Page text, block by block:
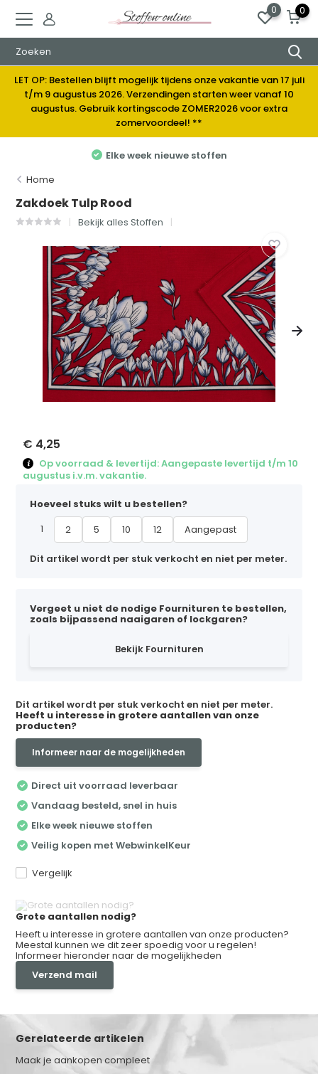
0 0
LET OP: Bestellen blijft mogelijk tijdens onze vakantie van 17 juli
t/m 9 augustus 2026. Verzendingen starten weer vanaf 10
augustus. Gebruik kortingscode ZOMER2026 voor extra
zomervoordeel! **
Elke week nieuwe stoffen
Home
Zakdoek Tulp Rood
Bekijk alles Stoffen
€ 4,25
Op voorraad & levertijd: Aangepaste levertijd t/m 10
augustus i.v.m. vakantie.
Hoeveel stuks wilt u bestellen?
1
2 5 10 12 Aangepast
Dit artikel wordt per stuk verkocht en niet per meter.
Vergeet u niet de nodige Fournituren te bestellen,
zoals bijpassend naaigaren of lockgaren?
Bekijk Fournituren
Dit artikel wordt per stuk verkocht en niet per meter.
Heeft u interesse in grotere aantallen van onze
producten?
Informeer naar de mogelijkheden
Direct uit voorraad leverbaar
Vandaag besteld, snel in huis
Elke week nieuwe stoffen
Veilig kopen met WebwinkelKeur
Vergelijk
Grote aantallen nodig?
Heeft u interesse in grotere aantallen van onze producten?
Meestal kunnen we dit zeer spoedig voor u regelen!
Informeer hieronder naar de mogelijkheden
Verzend mail
Gerelateerde artikelen
Maak je aankopen compleet